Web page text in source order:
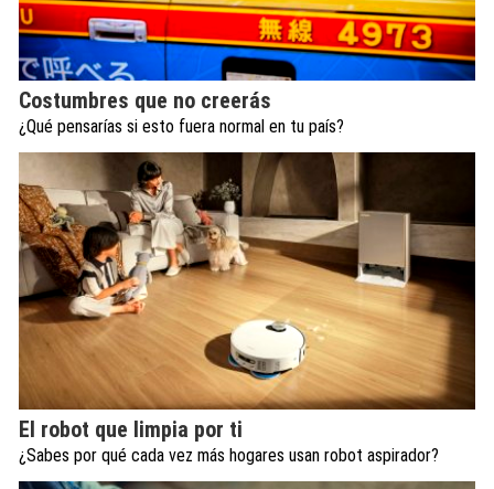
Costumbres que no creerás
¿Qué pensarías si esto fuera normal en tu país?
El robot que limpia por ti
¿Sabes por qué cada vez más hogares usan robot aspirador?